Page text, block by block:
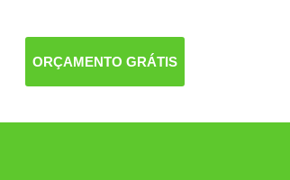
ORÇAMENTO GRÁTIS